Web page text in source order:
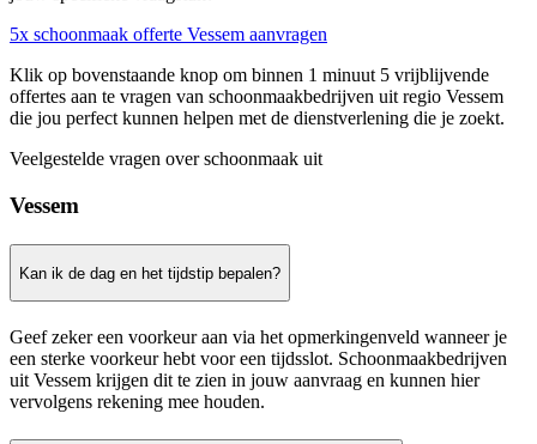
5x schoonmaak offerte Vessem aanvragen
Klik op bovenstaande knop om binnen 1 minuut 5 vrijblijvende
offertes aan te vragen van schoonmaakbedrijven uit regio Vessem
die jou perfect kunnen helpen met de dienstverlening die je zoekt.
Veelgestelde vragen over schoonmaak uit
Vessem
Kan ik de dag en het tijdstip bepalen?
Geef zeker een voorkeur aan via het opmerkingenveld wanneer je
een sterke voorkeur hebt voor een tijdsslot. Schoonmaakbedrijven
uit Vessem krijgen dit te zien in jouw aanvraag en kunnen hier
vervolgens rekening mee houden.